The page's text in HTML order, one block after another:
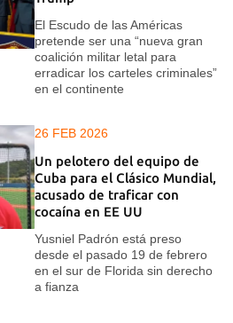
El Escudo de las Américas
pretende ser una “nueva gran
coalición militar letal para
erradicar los carteles criminales”
en el continente
26 FEB 2026
Un pelotero del equipo de
Cuba para el Clásico Mundial,
acusado de traficar con
cocaína en EE UU
Yusniel Padrón está preso
desde el pasado 19 de febrero
en el sur de Florida sin derecho
a fianza